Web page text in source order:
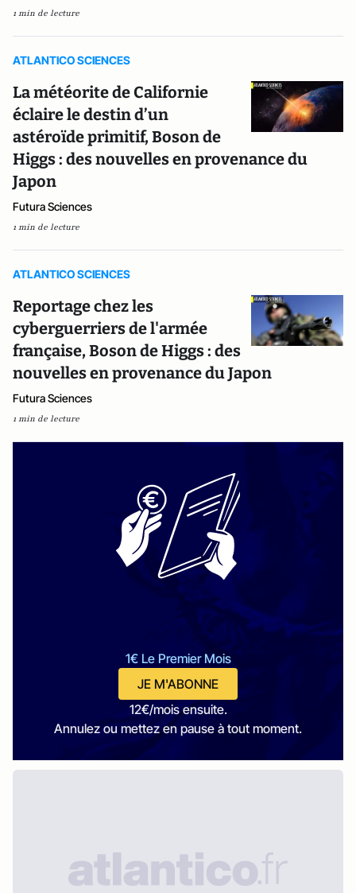
1 min de lecture
ATLANTICO SCIENCES
La météorite de Californie
éclaire le destin d’un
astéroïde primitif, Boson de
Higgs : des nouvelles en provenance du
Japon
Futura Sciences
1 min de lecture
ATLANTICO SCIENCES
Reportage chez les
cyberguerriers de l'armée
française, Boson de Higgs : des
nouvelles en provenance du Japon
Futura Sciences
1 min de lecture
1€ Le Premier Mois
JE M'ABONNE
12€/mois ensuite.
Annulez ou mettez en pause à tout moment.